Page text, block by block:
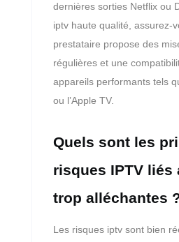
dernières sorties Netflix ou
iptv haute qualité, assurez-
prestataire propose des
régulières et une
appareils performants tels
ou l’Apple TV.
Quels sont les
risques IPTV liés
trop alléchantes
Les risques iptv sont bien